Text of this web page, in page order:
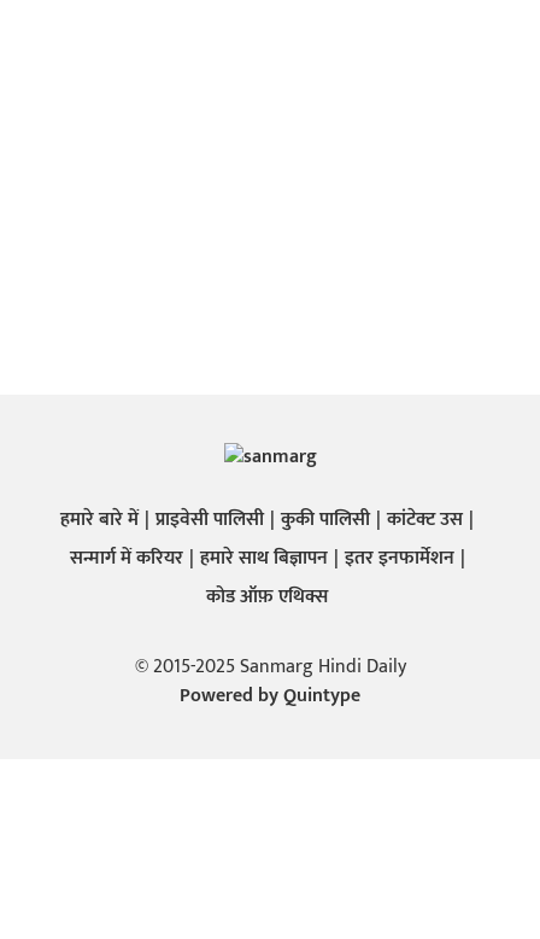
हमारे बारे में प्राइवेसी पालिसी कुकी पालिसी कांटेक्ट उस
सन्मार्ग में करियर हमारे साथ बिज्ञापन इतर इनफार्मेशन
कोड ऑफ़ एथिक्स
© 2015-2025 Sanmarg Hindi Daily
Powered byQuintype